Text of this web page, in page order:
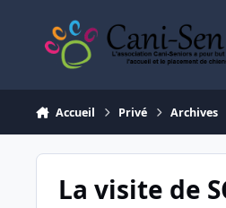
Accueil Privé Archives
La visite de